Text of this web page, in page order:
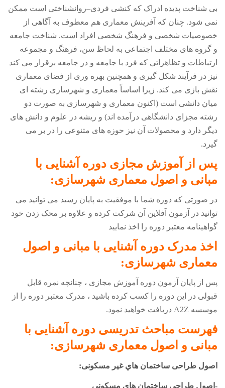
بی شناخت پدیده ادراک که کنشی فردی–روانشناختی است ممکن
نمی شود. چنان که آفرینش معماری هم معطوف به آگاهی از
خصوصیات شخصی و فرهنگ شخصی افراد است. شناخت جامعه
و گروه های مختلف اجتماعی به لحاظ سن، فرهنگ و مجموعه
ارتباطات و تظاهراتی که فرد با جامعه و در جامعه برقرار می کند
نیز در فرآیند شکل گیری و همچنین بهره وری از فضای معماری
نقش بازی می کند. زیرا اساساً معماری و شهرسازی رشته ای
میان دانشی است (اکنون معماری و شهرسازی به صورت دو
رشته مجزای دانشگاهی درآمده اند) و ریشه در علوم و دانش های
دیگر دارد و محصولات آن نیز حوزه های متنوعی را در بر می
گیرد.
پس از آموزش مجازی دوره آشنایی با
مبانی و اصول معماری شهرسازی:
در صورتی که دوره شما با موفقیت به پایان رسید می توانید می
توانید در آزمون آفلاین آن شرکت کرده و علاوه بر محک زدن خود
گواهینامه معتبر دوره را اخذ نمایید
اخذ مدرک دوره آشنایی با مبانی و اصول
معماری شهرسازی:
پس از پایان آزمون دوره آموزش مجازی ، چنانچه نمره قابل
قبولی در این دوره را کسب کرده باشید ، مدرک معتبر دوره را از
موسسه A2Z دریافت خواهید نمود.
فهرست مباحث تدریسی دوره آشنایی با
مبانی و اصول معماری شهرسازی:
اصول طراحی ساختمان هاي غیر مسکونی:
-اصول طراحی ساختمان هاي مسکونی